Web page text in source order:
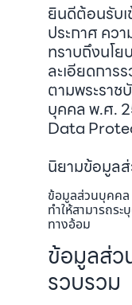
ยินดีต้อนรับเ
ประกาศ คว
ทราบถึงนโย
ละเอียดการ
ตามพระรา
บุคคล พ.ศ.
Data
นิยามข้อมูล
ข้อมูลส่วนบุคค
ทำให้สามารถร
ทางอ้อม
ข้อมูลส่ว
รวบรวม